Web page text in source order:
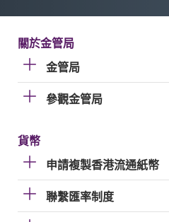
關於金管局
金管局
參觀金管局
貨幣
申請複製香港流通紙幣
聯繫匯率制度